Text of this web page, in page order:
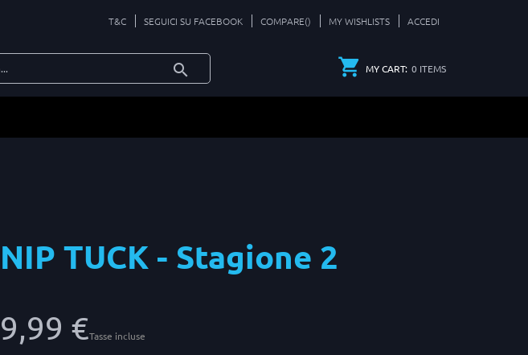
T&C SEGUICI SU FACEBOOK COMPARE() MY WISHLISTS ACCEDI
MY CART: 0 ITEMS
NIP TUCK - Stagione 2
9,99 €Tasse incluse